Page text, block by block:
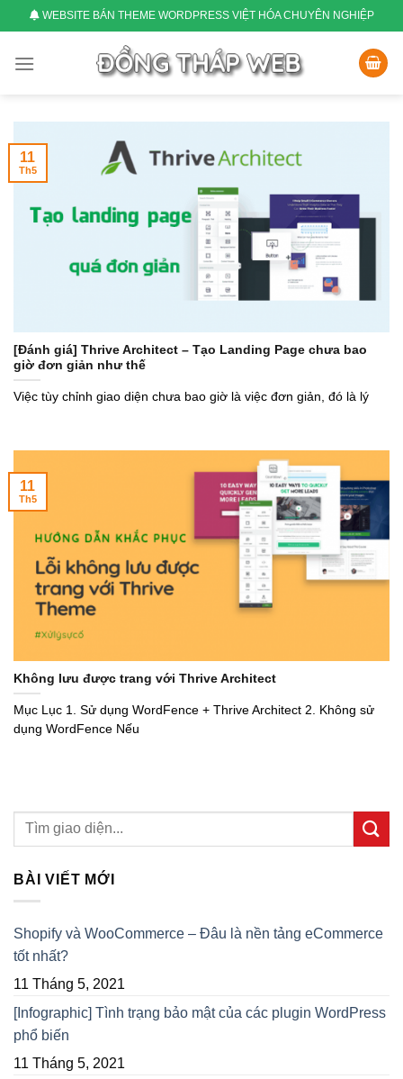
to
content
WEBSITE BÁN THEME WORDPRESS VIỆT HÓA CHUYÊN NGHIỆP
[Đánh giá] Thrive Architect – Tạo Landing Page chưa bao
giờ đơn giản như thế
Việc tùy chỉnh giao diện chưa bao giờ là việc đơn giản, đó là lý
11
Th5
Không lưu được trang với Thrive Architect
Mục Lục 1. Sử dụng WordFence + Thrive Architect 2. Không sử
dụng WordFence Nếu
11
Th5
BÀI VIẾT MỚI
Shopify và WooCommerce – Đâu là nền tảng eCommerce
tốt nhất?
11 Tháng 5, 2021
[Infographic] Tình trạng bảo mật của các plugin WordPress
phổ biến
11 Tháng 5, 2021